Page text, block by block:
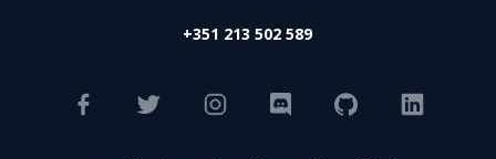
+351 213 502 589